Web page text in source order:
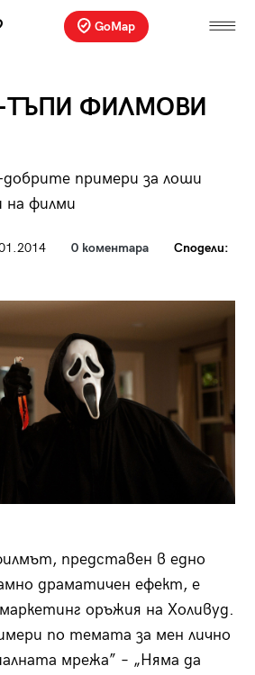
GoMap
ТЪПИ ФИЛМОВИ
примери за лоши
на филми
0 коментара Сподели:
представен в едно
драматичен ефект, е
оръжия на Холивуд.
по темата за мен лично
мрежа” – „Няма да